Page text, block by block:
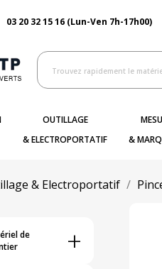
03 20 32 15 16 (Lun-Ven 7h-17h00)
OUTILLAGE
& ELECTROPORTATIF
&
& Electroportatif
de
+